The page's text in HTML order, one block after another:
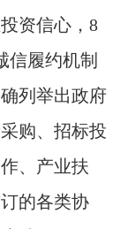
资信心，8
信履约机制
列举出政府
购、招标投
、产业扶
的各类协